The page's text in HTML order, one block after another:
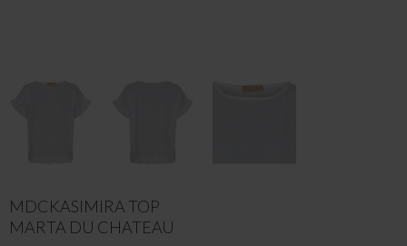
MDCKASIMIRA TOP
MARTA DU CHATEAU